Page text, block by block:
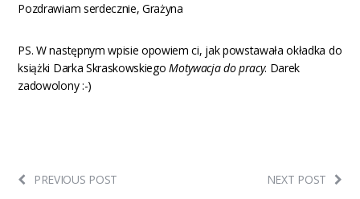
Pozdrawiam serdecznie, Grażyna
PS. W następnym wpisie opowiem ci, jak powstawała okładka do
książki Darka SkraskowskiegoMotywacja do pracy. Darek
zadowolony :-)
PREVIOUS POST NEXT POST